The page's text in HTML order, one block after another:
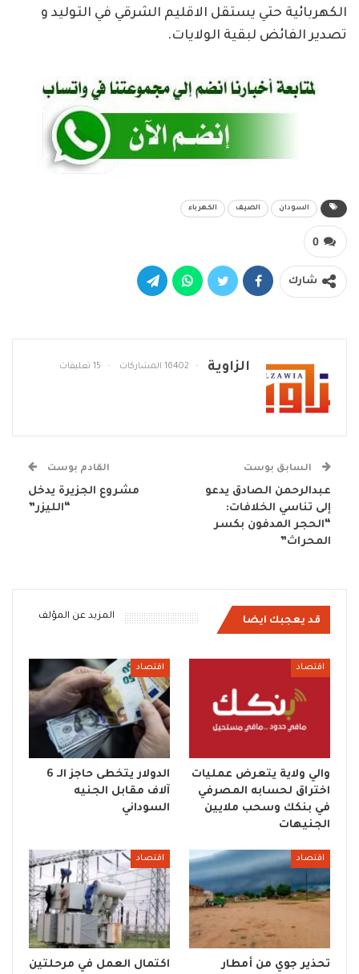
الكهربائية حتي يستقل الاقليم الشرقي في التوليد و
تصدير الفائض لبقية الولايات.
السودان الصيف الكهرباء
0
شارك
الزاوية 16402 المشاركات 15 تعليقات
السابق بوست
عبدالرحمن الصادق يدعو
إلى تناسي الخلافات:
“الحجر المدفون بكسر
المحراث”
القادم بوست
مشروع الجزيرة يدخل
“الليزر”
قد يعجبك ايضا المزيد عن المؤلف
اقتصاد
والي ولاية يتعرض عمليات
اختراق لحسابه المصرفي
في بنكك وسحب ملايين
الجنيهات
اقتصاد
الدولار يتخطى حاجز الـ 6
آلاف مقابل الجنيه
السوداني
اقتصاد
تحذير جوي من أمطار
اقتصاد
اكتمال العمل في مرحلتين